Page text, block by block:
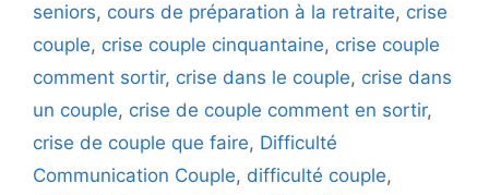
seniors, cours de préparation à la retraite, crise
couple, crise couple cinquantaine, crise couple
comment sortir, crise dans le couple, crise dans
un couple, crise de couple comment en sortir,
crise de couple que faire, Difficulté
Communication Couple, difficulté couple,